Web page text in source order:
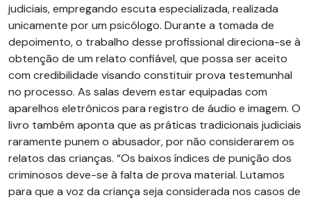
judiciais, empregando escuta espe­cializada, realizada
unicamente por um psicólogo. Durante a tomada de
depoimento, o trabalho desse profissional direciona-se à
obtenção de um relato confiável, que possa ser aceito
com credibilidade visando constituir prova testemunhal
no processo. As salas devem estar equipadas com
aparelhos eletrônicos para registro de áudio e imagem. O
livro também aponta que as práticas tradicionais judiciais
raramente punem o abusador, por não considerarem os
relatos das crianças. “Os baixos índices de punição dos
criminosos deve-se à falta de prova material. Lutamos
para que a voz da criança seja considerada nos casos de